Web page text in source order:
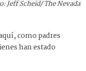
Jeff Scheid/ The Nevada
como padres
han estado